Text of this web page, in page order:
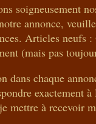
soigneusement
annonce,
Articles neufs
(mais pas
chaque
exactement
mettre à recevoir